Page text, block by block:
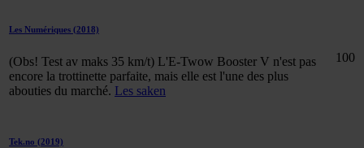
Les Numériques (2018)
(Obs! Test av maks 35 km/t) L'E-Twow Booster V n'est pas
encore la trottinette parfaite, mais elle est l'une des plus
abouties du marché. Les saken
100
Tek.no (2019)